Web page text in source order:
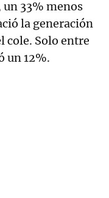
33% menos
la generación
cole. Solo entre
un 12%.